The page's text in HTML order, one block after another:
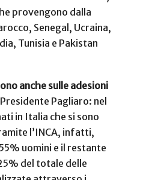
provengono dalla
Senegal, Ucraina,
Tunisia e Pakistan
anche sulle adesioni
Pagliaro: nel
in Italia che si sono
l’INCA, infatti,
uomini e il restante
del totale delle